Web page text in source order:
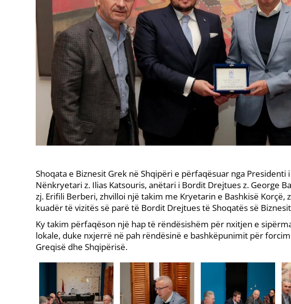
Shoqata e Biznesit Grek në Shqipëri e përfaqësuar nga Presidenti
Nënkryetari z. Ilias Katsouris, anëtari i Bordit Drejtues z. George
zj. Erifili Berberi, zhvilloi një takim me Kryetarin e Bashkisë Korçë,
kuadër të vizitës së parë të Bordit Drejtues të Shoqatës së
Ky takim përfaqëson një hap të rëndësishëm për nxitjen e
lokale, duke nxjerrë në pah rëndësinë e bashkëpunimit për
Greqisë dhe Shqipërisë.